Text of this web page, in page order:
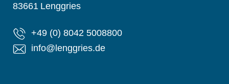
83661 Lenggries
+49 (0) 8042 5008800
info@lenggries.de